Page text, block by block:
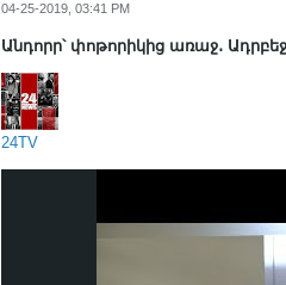
04-25-2019, 03:41 PM
Անդորր՝ փոթորիկից առաջ․
24TV